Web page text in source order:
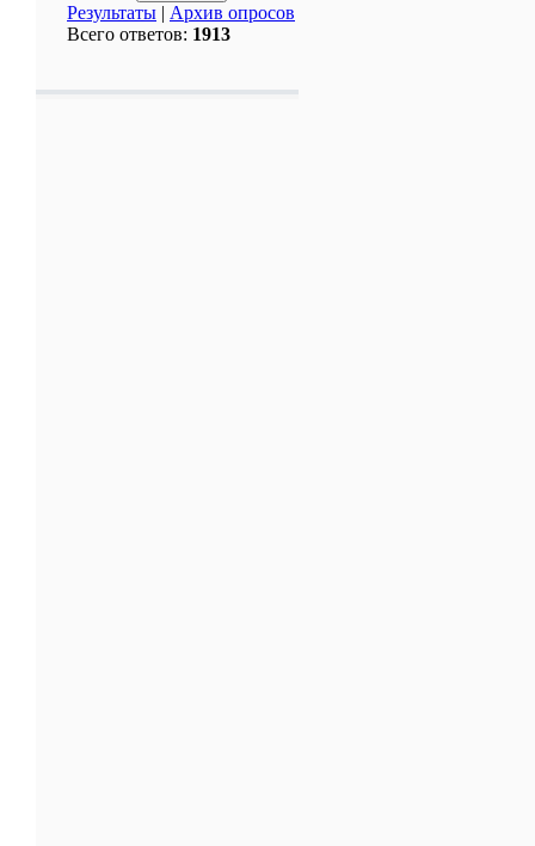
Результаты | Архив опросов
Всего ответов: 1913